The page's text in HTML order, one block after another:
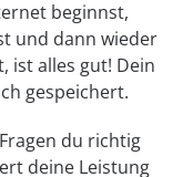
beginnst,
und dann wieder
ist alles gut! Dein
gespeichert.
du richtig
deine Leistung